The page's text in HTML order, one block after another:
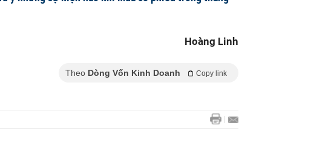
Hoàng Linh
Theo Dòng Vốn Kinh Doanh Copy link